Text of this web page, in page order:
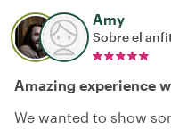
Amy
Sobre el
Amazing experience
We wanted to show